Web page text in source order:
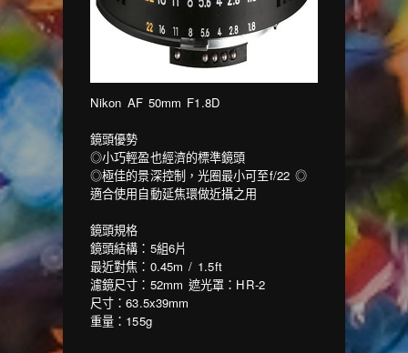
Nikon AF 50mm F1.8D
鏡頭優勢
◎小巧輕盈也經濟的標準鏡頭
◎極佳的景深控制，光圈最小可至f/22 ◎
適合使用自動延焦環做近攝之用
鏡頭規格
鏡頭結構：5組6片
最近對焦：0.45m / 1.5ft
濾鏡尺寸：52mm 遮光罩：HR-2
尺寸：63.5x39mm
重量：155g